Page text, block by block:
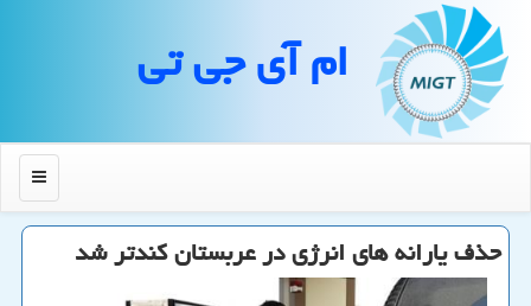
ام آی جی تی
منو
حذف یارانه های انرژی در عربستان كندتر شد